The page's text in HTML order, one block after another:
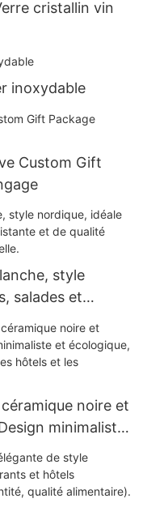
cristallin vin
inoxydable
Custom Gift
style
salades et
professionnelle,
noire et
minimaliste
les